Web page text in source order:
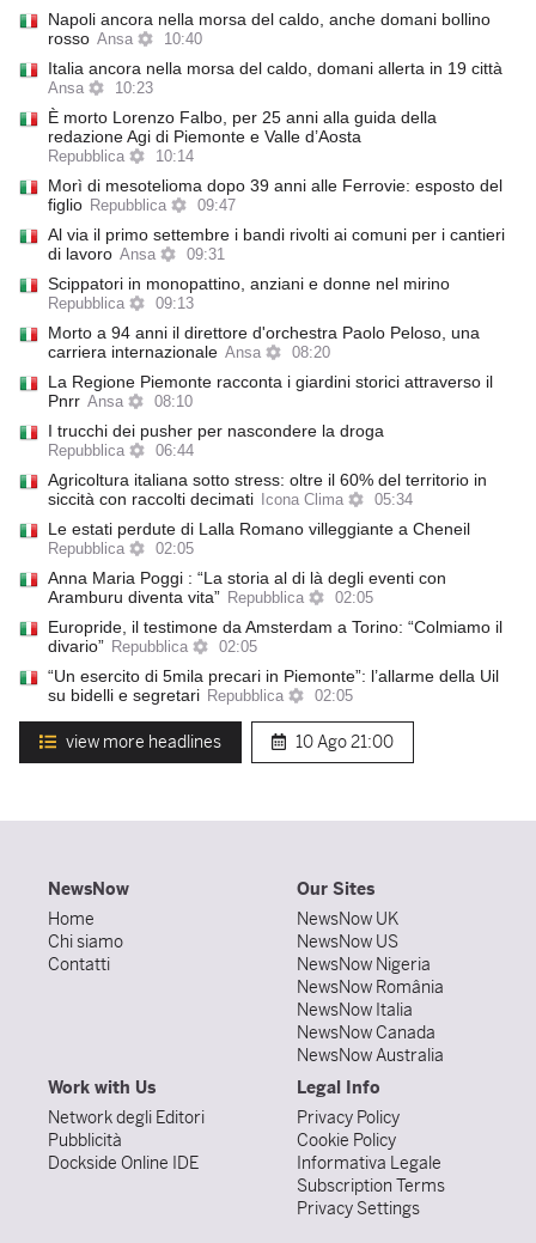
Napoli ancora nella morsa del caldo, anche domani bollino
rosso Ansa 10:40
Italia ancora nella morsa del caldo, domani allerta in 19 città
Ansa 10:23
È morto Lorenzo Falbo, per 25 anni alla guida della
redazione Agi di Piemonte e Valle d’Aosta
Repubblica 10:14
Morì di mesotelioma dopo 39 anni alle Ferrovie: esposto del
figlio Repubblica 09:47
Al via il primo settembre i bandi rivolti ai comuni per i cantieri
di lavoro Ansa 09:31
Scippatori in monopattino, anziani e donne nel mirino
Repubblica 09:13
Morto a 94 anni il direttore d'orchestra Paolo Peloso, una
carriera internazionale Ansa 08:20
La Regione Piemonte racconta i giardini storici attraverso il
Pnrr Ansa 08:10
I trucchi dei pusher per nascondere la droga
Repubblica 06:44
Agricoltura italiana sotto stress: oltre il 60% del territorio in
siccità con raccolti decimati
Icona Clima 05:34
Le estati perdute di Lalla Romano villeggiante a Cheneil
Repubblica 02:05
Anna Maria Poggi : “La storia al di là degli eventi con
Aramburu diventa vita” Repubblica 02:05
Europride, il testimone da Amsterdam a Torino: “Colmiamo il
divario” Repubblica 02:05
“Un esercito di 5mila precari in Piemonte”: l’allarme della Uil
su bidelli e segretari Repubblica 02:05
view more headlines 10 Ago21:00
NewsNow
Home
Chi siamo
Contatti
Our Sites
NewsNow UK
NewsNow US
NewsNow Nigeria
NewsNow România
NewsNow Italia
NewsNow Canada
NewsNow Australia
Work with Us
Network degli Editori
Pubblicità
Dockside Online IDE
Legal Info
Privacy Policy
Cookie Policy
Informativa Legale
Subscription Terms
Privacy Settings